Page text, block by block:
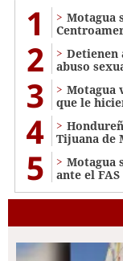
1
Motagua
2
Detienen
abuso
3
Motagua
que le
4
Tijuana de
5
Motagua
ante el